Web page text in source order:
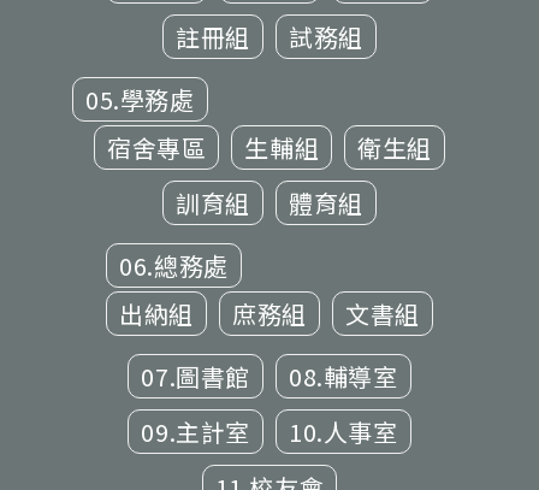
註冊組
試務組
05.學務處
宿舍專區
生輔組
衛生組
訓育組
體育組
06.總務處
出納組
庶務組
文書組
07.圖書館
08.輔導室
09.主計室
10.人事室